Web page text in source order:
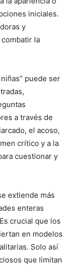
iniciales.
y
la
puede ser
a través de
el acoso,
crítico y a la
cuestionar y
extiende más
enteras
crucial que los
en modelos
Solo así
que limitan